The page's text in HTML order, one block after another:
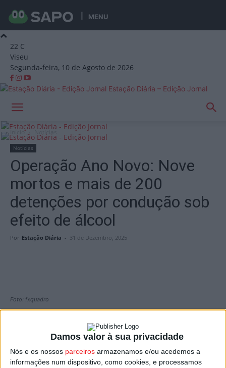
Damos valor à sua privacidade
Nós e os nossos parceiros armazenamos e/ou acedemos a
informações num dispositivo, como cookies, e processamos
MENU
22 C
Viseu
Segunda-feira, 10 de Agosto de 2026
Estação Diária – Edição Jornal
Início Notícias
Notícias
Operação Ano Novo: Nove
mortos e mais de 200
detenções por condução sob
efeito de álcool
Por Estação Diária - 31 de Dezembro, 2025
Foto: fxquadro
Nove pessoas perderam a vida nas estradas portuguesas
e 215 condutores foram detidos por excesso de álcool
nos primeiros quatro dias daOperação Ano Novoda
e daGNR. Entre sábado e terça-feira, as duas forças de